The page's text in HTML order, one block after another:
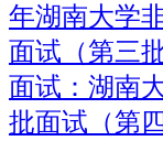
年湖南大学
面试（第三
面试：湖南
批面试（第